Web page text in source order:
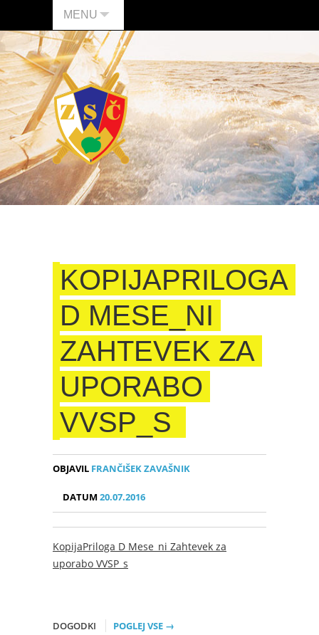
MENU
KOPIJAPRILOGA
D MESE_NI
ZAHTEVEK ZA
UPORABO
VVSP_S
OBJAVIL FRANČIŠEK ZAVAŠNIK
DATUM20.07.2016
KopijaPriloga D Mese_ni Zahtevek za
uporabo VVSP_s
DOGODKI POGLEJ VSE →